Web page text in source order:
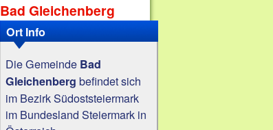
Bad Gleichenberg
Ort Info
Die Gemeinde Bad
Gleichenberg befindet sich
im Bezirk Südoststeiermark
im Bundesland Steiermark in